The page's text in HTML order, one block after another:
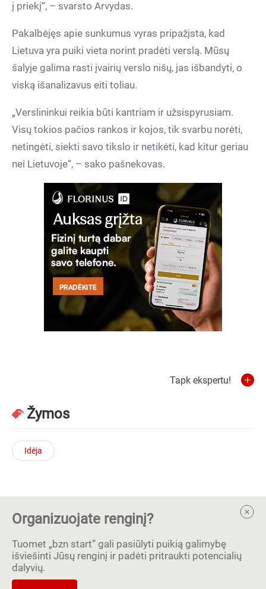
į priekį“, – svarsto Arvydas.
Pakalbėjęs apie sunkumus vyras pripažįsta, kad
Lietuva yra puiki vieta norint pradėti verslą. Mūsų
šalyje galima rasti įvairių verslo nišų, jas išbandyti, o
viską išanalizavus eiti toliau.
„Verslininkui reikia būti kantriam ir užsispyrusiam.
Visų tokios pačios rankos ir kojos, tik svarbu norėti,
netingėti, siekti savo tikslo ir netikėti, kad kitur geriau
nei Lietuvoje“, – sako pašnekovas.
Tapk ekspertu!
Žymos
Idėja
Organizuojate renginį?
Tuomet „bzn start” gali pasiūlyti puikią galimybę
išviešinti Jūsų renginį ir padėti pritraukti potencialių
dalyvių.